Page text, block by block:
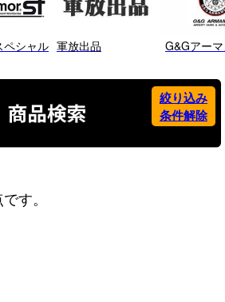
ペシャル 軍放出品 G&Gアー
絞り込み
条件解除
す。